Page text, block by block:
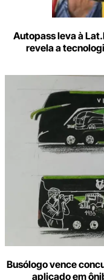
Autopass leva à
revela a
Busólogo vence
aplicado em